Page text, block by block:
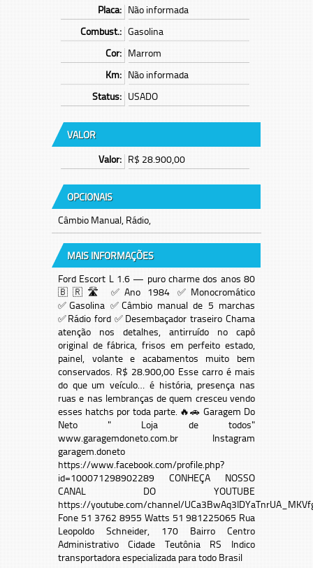
Placa: Não informada
Combust.: Gasolina
Cor: Marrom
Km: Não informada
Status: USADO
VALOR
Valor: R$ 28.900,00
OPCIONAIS
Câmbio Manual, Rádio,
MAIS INFORMAÇÕES
Ford Escort L 1.6 — puro charme dos anos 80
🇧🇷🛣️ ✅Ano 1984 ✅Monocromático
✅Gasolina ✅Câmbio manual de 5 marchas
✅Rádio ford ✅Desembaçador traseiro Chama
atenção nos detalhes, antirruído no capô
original de fábrica, frisos em perfeito estado,
painel, volante e acabamentos muito bem
conservados. R$ 28.900,00 Esse carro é mais
do que um veículo… é história, presença nas
ruas e nas lembranças de quem cresceu vendo
esses hatchs por toda parte. 🔥🚗 Garagem Do
Neto " Loja de todos"
www.garagemdoneto.com.br Instagram
garagem.doneto
https://www.facebook.com/profile.php?
id=100071298902289 CONHEÇA NOSSO
CANAL DO YOUTUBE
https://youtube.com/channel/
Fone 51 3762 8955 Watts 51 981225065 Rua
Leopoldo Schneider, 170 Bairro Centro
Administrativo Cidade Teutônia RS Indico
transportadora especializada para todo Brasil